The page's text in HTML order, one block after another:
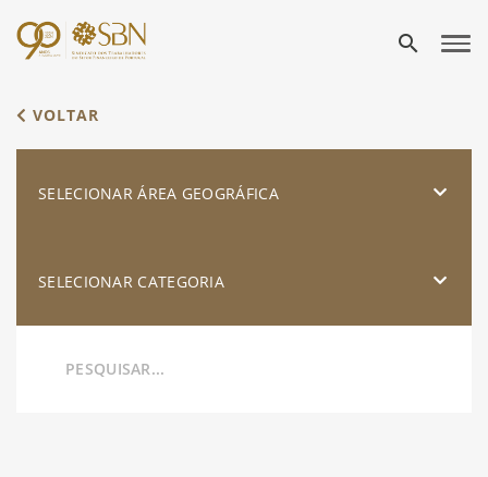
search
VOLTAR
SELECIONAR ÁREA GEOGRÁFICA
SELECIONAR CATEGORIA